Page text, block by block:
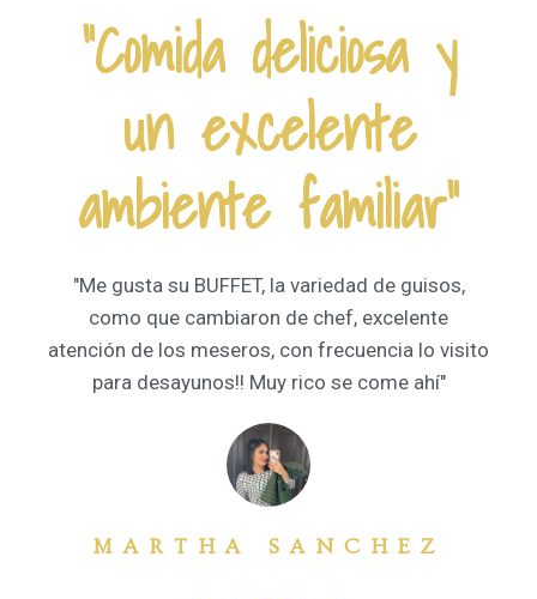
“Comida deliciosa y
un excelente
ambiente familiar"
"Me gusta su BUFFET, la variedad de guisos,
como que cambiaron de chef, excelente
atención de los meseros, con frecuencia lo visito
para desayunos!! Muy rico se come ahí"
MARTHA SANCHEZ